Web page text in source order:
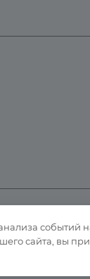
данных
событий
сайта, вы